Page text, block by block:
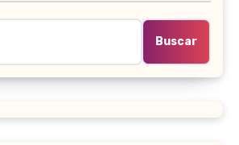
Buscar